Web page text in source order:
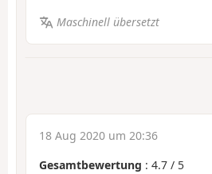
Maschinell übersetzt
18 Aug 2020 um 20:36
Gesamtbewertung : 4.7 / 5